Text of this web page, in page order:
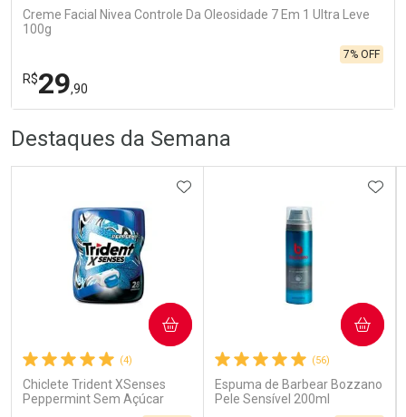
Creme Facial Nivea Controle Da Oleosidade 7 Em 1 Ultra Leve
100g
R$29,90
7% OFF
Laboratório
Comprar sem Desconto
Por R$ 29,90/cada
Por Menos
Comprar sem Desconto
Por R$ 29,90/cada
Destaques da Semana
(4)
Chiclete Trident XSenses
Peppermint Sem Açúcar
ADICIONAR AOS FAVORITOS
COMPRAR
(56)
Espuma de Barbear Bozzano
Pele Sensível 200ml
COMPRAR